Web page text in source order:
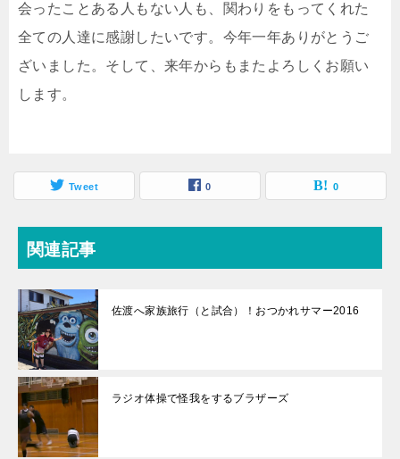
会ったことある人もない人も、関わりをもってくれた
全ての人達に感謝したいです。今年一年ありがとうご
ざいました。そして、来年からもまたよろしくお願い
します。
Tweet 0 0
関連記事
佐渡へ家族旅行（と試合）！おつかれサマー2016
ラジオ体操で怪我をするブラザーズ